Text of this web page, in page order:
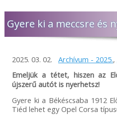
Gyere ki a meccsre és
2025. 03. 02. Archívum - 2025.,
Emeljük a tétet, hiszen az
újszerű autót is nyerhetsz!
Gyere ki a Békéscsaba 1912
Tiéd lehet egy Opel Corsa